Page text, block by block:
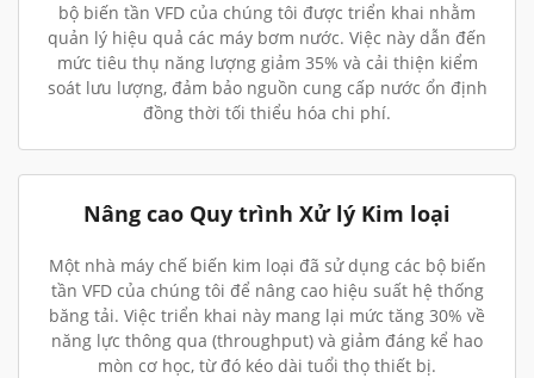
bộ biến tần VFD của chúng tôi được triển khai nhằm
quản lý hiệu quả các máy bơm nước. Việc này dẫn đến
mức tiêu thụ năng lượng giảm 35% và cải thiện kiểm
soát lưu lượng, đảm bảo nguồn cung cấp nước ổn định
đồng thời tối thiểu hóa chi phí.
Nâng cao Quy trình Xử lý Kim loại
Một nhà máy chế biến kim loại đã sử dụng các bộ biến
tần VFD của chúng tôi để nâng cao hiệu suất hệ thống
băng tải. Việc triển khai này mang lại mức tăng 30% về
năng lực thông qua (throughput) và giảm đáng kể hao
mòn cơ học, từ đó kéo dài tuổi thọ thiết bị.